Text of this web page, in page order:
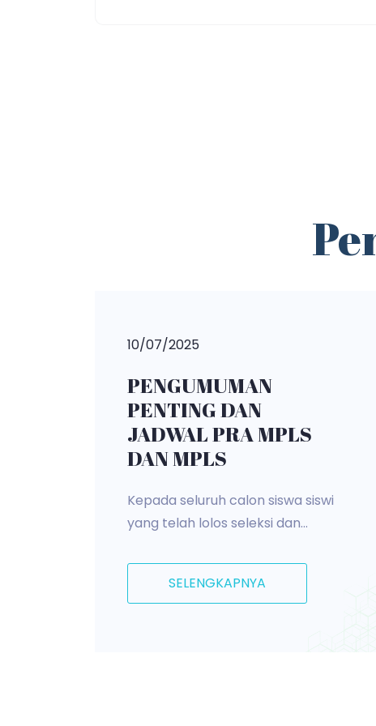
10/07/2025
PENGUMUMAN
PENTING DAN
JADWAL PRA MPLS
DAN MPLS
Kepada seluruh calon siswa siswi
yang telah lolos seleksi dan...
SELENGKAPNYA